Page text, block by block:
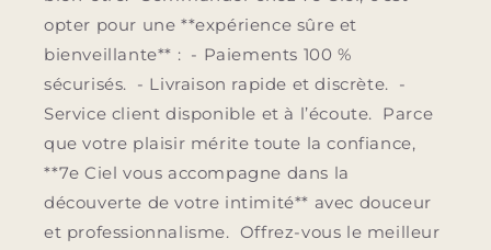
opter pour une **expérience sûre et
bienveillante** : - Paiements 100 %
sécurisés. - Livraison rapide et discrète. -
Service client disponible et à l’écoute. Parce
que votre plaisir mérite toute la confiance,
**7e Ciel vous accompagne dans la
découverte de votre intimité** avec douceur
et professionnalisme. Offrez-vous le meilleur